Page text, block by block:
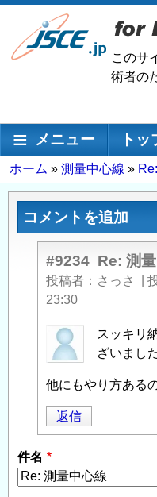
メ
ン
移
このサ
術者の
メインナビゲーション
メニュー ト
パ
ン
ず
ホーム 測量中心線
コメントを追加
#9234 Re: 測
投稿者 さっさ
23:30
匿
名
稿
者
に
る
「Re:
スッキリ
ざいまし
他にもやり方ある
返信
件名